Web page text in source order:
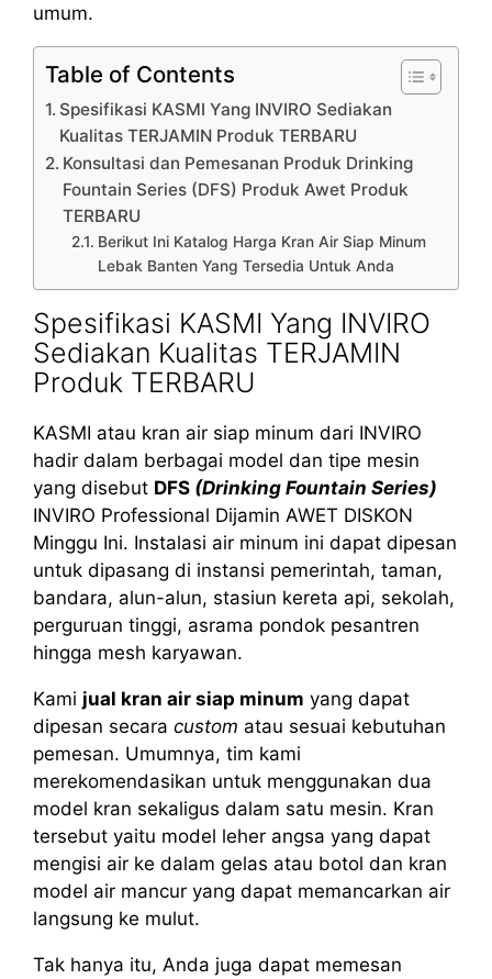
umum.
Table of Contents
Spesifikasi KASMI Yang INVIRO Sediakan
Kualitas TERJAMIN Produk TERBARU
Konsultasi dan Pemesanan Produk Drinking
Fountain Series (DFS) Produk Awet Produk
TERBARU
Berikut Ini Katalog Harga Kran Air Siap Minum
Lebak Banten Yang Tersedia Untuk Anda
Spesifikasi KASMI Yang INVIRO
Sediakan Kualitas TERJAMIN
Produk TERBARU
KASMI atau kran air siap minum dari INVIRO
hadir dalam berbagai model dan tipe mesin
yang disebut DFS (Drinking Fountain Series)
INVIRO Professional Dijamin AWET DISKON
Minggu Ini. Instalasi air minum ini dapat dipesan
untuk dipasang di instansi pemerintah, taman,
bandara, alun-alun, stasiun kereta api, sekolah,
perguruan tinggi, asrama pondok pesantren
hingga mesh karyawan.
Kami jual kran air siap minum yang dapat
dipesan secara custom atau sesuai kebutuhan
pemesan. Umumnya, tim kami
merekomendasikan untuk menggunakan dua
model kran sekaligus dalam satu mesin. Kran
tersebut yaitu model leher angsa yang dapat
mengisi air ke dalam gelas atau botol dan kran
model air mancur yang dapat memancarkan air
langsung ke mulut.
Tak hanya itu, Anda juga dapat memesan